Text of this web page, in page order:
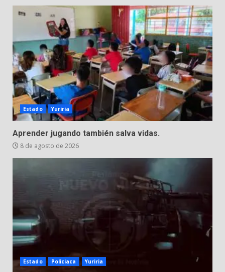
Estado Yuriria
Aprender jugando también salva vidas.
8 de agosto de 2026
Estado Policiaca Yuriria